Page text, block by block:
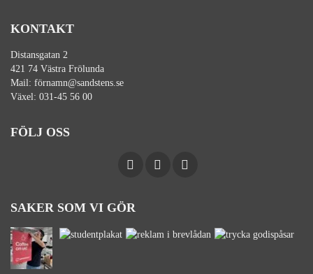
KONTAKT
Distansgatan 2
421 74 Västra Frölunda
Mail: förnamn@sandstens.se
Växel: 031-45 56 00
FÖLJ OSS
SAKER SOM VI GÖR